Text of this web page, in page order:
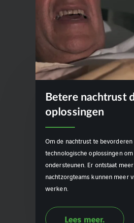
Betere nachtrust
oplossingen
Om de nachtrust te
technologische oplossingen
ondersteunen. Er ontstaat
nachtzorgteams kunnen meer
werken.
Lees meer.